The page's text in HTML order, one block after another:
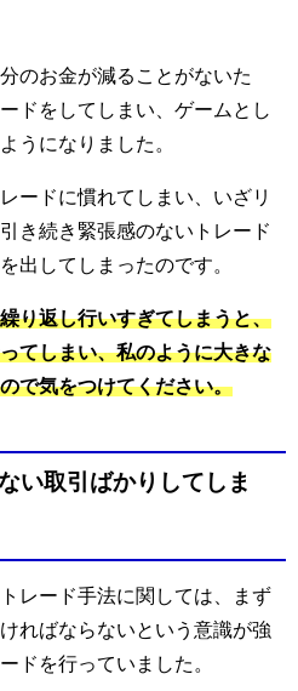
のお金が減ることがないた
ドをしてしまい、ゲームとし
うになりました。
ードに慣れてしまい、いざリ
き続き緊張感のないトレード
出してしまったのです。
り返し行いすぎてしまうと、
てしまい、私のように大きな
で気をつけてください。
い取引ばかりしてしま
レード手法に関しては、まず
ればならないという意識が強
ドを行っていました。